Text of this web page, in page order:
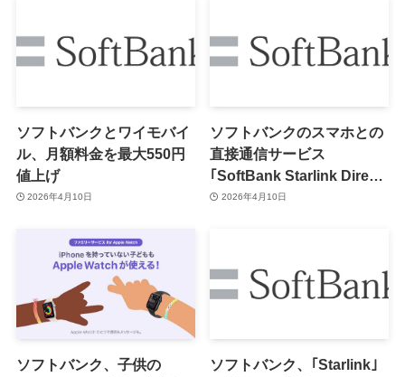
ソフトバンクとワイモバイ
ル、月額料金を最大550円
値上げ
2026年4月10日
ソフトバンクのスマホとの
直接通信サービス
｢SoftBank Starlink Direct｣
がスタート ｰ ｢LINE｣や
2026年4月10日
ソフトバンク、子供の
ソフトバンク、｢Starlink｣